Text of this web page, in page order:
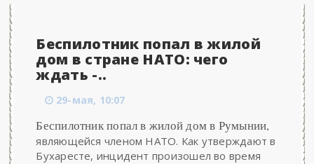
Беспилотник попал в жилой
дом в стране НАТО: чего
ждать -..
29-мая, 10:07
Беспилотник попал в жилой дом в Румынии,
являющейся членом НАТО. Как утверждают в
Бухаресте, инцидент произошел во время